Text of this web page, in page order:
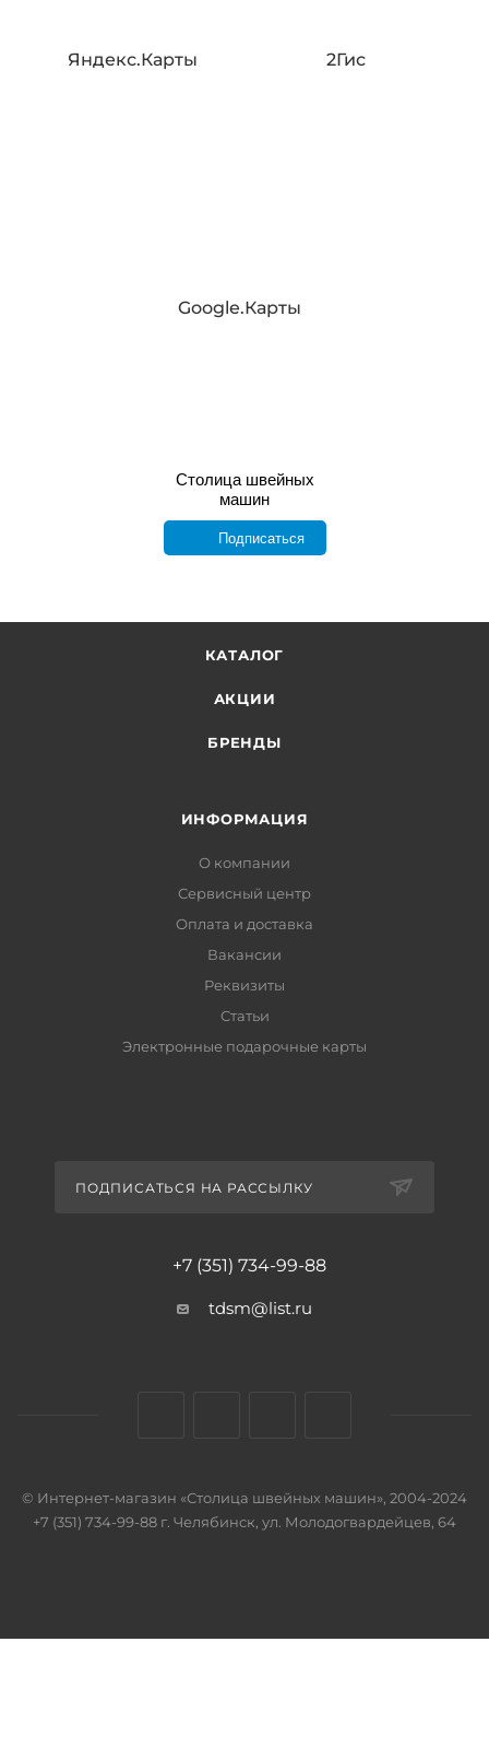
Яндекс.Карты 2Гис
Google.Карты
Столица швейных
машин
Подписаться
КАТАЛОГ
АКЦИИ
БРЕНДЫ
ИНФОРМАЦИЯ
О компании
Сервисный центр
Оплата и доставка
Вакансии
Реквизиты
Статьи
Электронные подарочные карты
ПОДПИСАТЬСЯ НА РАССЫЛКУ
+7 (351) 734-99-88
tdsm@list.ru
© Интернет-магазин «Столица швейных машин», 2004-2024
+7 (351) 734-99-88 г. Челябинск, ул. Молодогвардейцев, 64